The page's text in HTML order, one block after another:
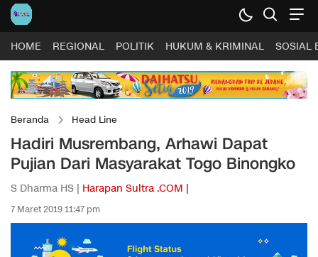
HOME REGIONAL POLITIK HUKUM & KRIMINAL SOSIAL
Beranda Head Line
Hadiri Musrembang, Arhawi Dapat
Pujian Dari Masyarakat Togo Binongko
S Dharma HS | Harapan Sultra .COM |
7 Maret 2019 11:47 pm